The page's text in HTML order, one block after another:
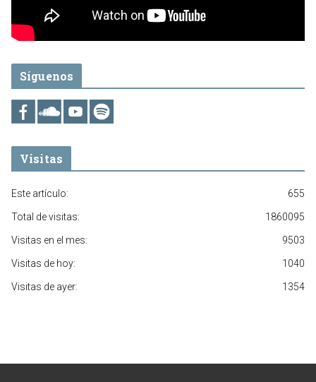
Síguenos
Visitas
655
Este artículo:
1860095
Total de visitas:
9503
Visitas en el mes:
1040
Visitas de hoy:
1354
Visitas de ayer: